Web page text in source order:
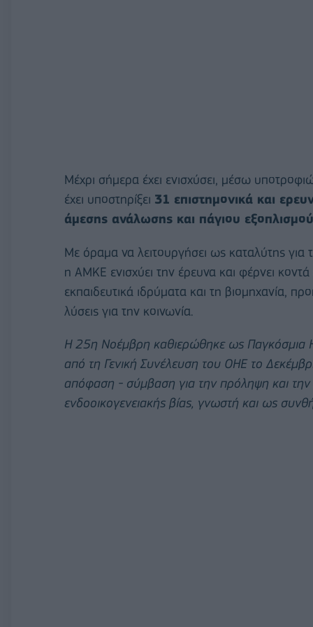
Μέχρι σήμερα έχει ενισχύσει, μέσω
έχει υποστηρίξει 31 επιστημονικά και
άμεσης ανάλωσης και πάγιου εξοπλισμού
Με όραμα να λειτουργήσει ως καταλύτης για
η ΑΜΚΕ ενισχύει την έρευνα και φέρνει
εκπαιδευτικά ιδρύματα και τη βιομηχανία,
λύσεις για την κοινωνία.
Η 25η Νοέμβρη καθιερώθηκε ως Παγκόσμια
από τη Γενική Συνέλευση του ΟΗΕ το
απόφαση - σύμβαση για την πρόληψη και την
ενδοοικογενειακής βίας, γνωστή και ως